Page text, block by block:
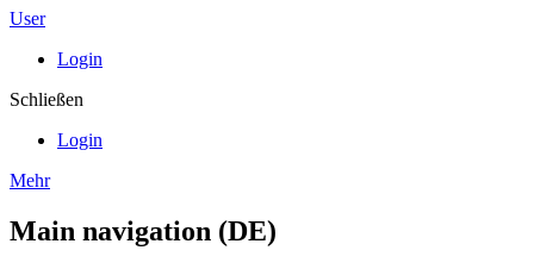
User
Login
Schließen
Login
Mehr
Main navigation (DE)